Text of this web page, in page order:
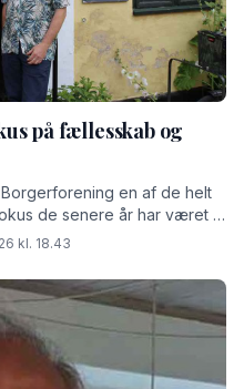
på fællesskab og
en af de helt
de senere år har været at
den afgåede formand
kl. 18.43